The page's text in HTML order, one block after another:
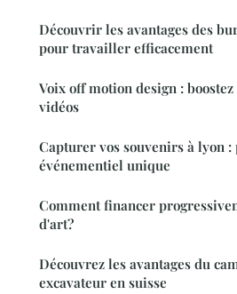
Découvrir les avantages des
pour travailler efficacement
Voix off motion design :
vidéos
Capturer vos souvenirs à lyon :
événementiel unique
Comment financer
d'art?
Découvrez les avantages du
excavateur en suisse